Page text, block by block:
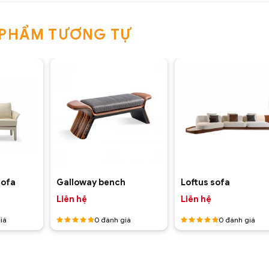
TƯƠNG TỰ
Galloway bench
Liên hệ
Được
0đánh giá
Loftus sofa
Liên hệ
Được
0đánh giá